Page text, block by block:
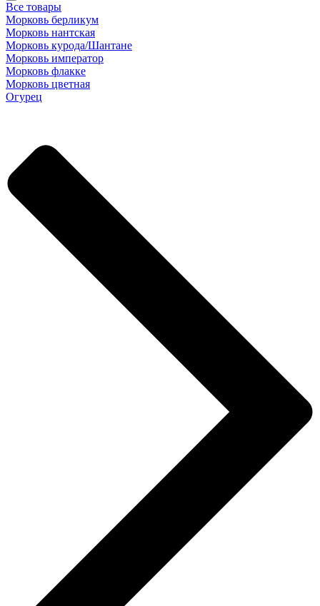
Все товары
Морковь берликум
Морковь нантская
Морковь курода/Шантане
Морковь император
Морковь флакке
Морковь цветная
Огурец